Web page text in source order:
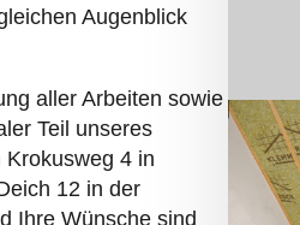
Augenblick
aller Arbeiten sowie
Teil unseres
4 in
12 in der
Ihre Wünsche sind